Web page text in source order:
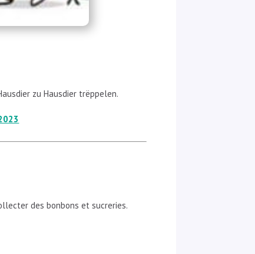
zu Hausdier trëppelen.
des bonbons et sucreries.